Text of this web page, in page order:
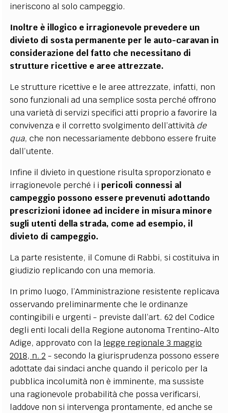
ineriscono al solo campeggio.
Inoltre è illogico e irragionevole prevedere un
divieto di sosta permanente per le auto-caravan in
considerazione del fatto che necessitano di
strutture ricettive e aree attrezzate.
Le strutture ricettive e le aree attrezzate, infatti, non
sono funzionali ad una semplice sosta perchéoffrono
una varietà di servizi specifici atti proprio a favorire la
convivenza e il corretto svolgimento dell’attività de
qua, che non necessariamente debbono essere fruite
dall’utente.
Infine il divieto in questione risulta sproporzionato e
irragionevole perché i ipericoli connessi al
campeggio possono essere prevenuti adottando
prescrizioni idonee ad incidere in misura minore
sugli utenti della strada, come ad esempio, il
divieto di campeggio.
La parte resistente, il Comune di Rabbi, si costituiva in
giudizio replicando con una memoria.
In primo luogo, l’Amministrazione resistente replicava
osservando preliminarmente che le ordinanze
contingibili e urgenti - previste dall’art. 62 del Codice
degli enti locali della Regione autonoma Trentino-Alto
Adige, approvato con la legge regionale 3 maggio
2018, n. 2 - secondo la giurisprudenza possono essere
adottate dai sindaci anche quando il pericolo per la
pubblica incolumità non è imminente, ma sussiste
una ragionevole probabilità che possa verificarsi,
laddove non si intervenga prontamente, ed anche se